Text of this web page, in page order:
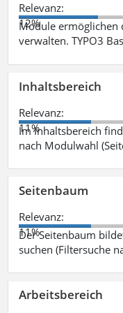
Relevanz:
12%
Module ermöglichen
verwalten. TYPO3
Inhaltsbereich
Relevanz:
11%
Im Inhaltsbereich
nach Modulwahl
Seitenbaum
Relevanz:
11%
Der Seitenbaum
suchen (Filtersuche
Arbeitsbereich